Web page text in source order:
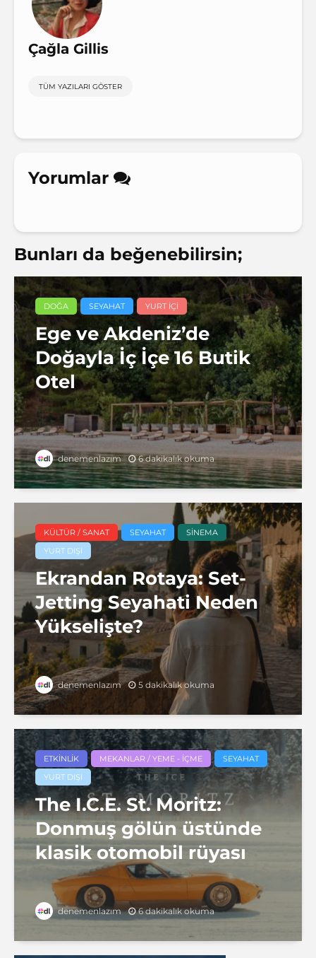
Çağla Gillis
TÜM YAZILARI GÖSTER
Yorumlar
Bunları da beğenebilirsin;
DOĞA SEYAHAT YURT IÇI
Ege ve Akdeniz’de
Doğayla İç İçe 16 Butik
Otel
denemenlazım 6 dakikalık okuma
KÜLTÜR / SANAT SEYAHAT
SINEMA
YURT DIŞI
Ekrandan Rotaya: Set-
Jetting Seyahati Neden
Yükselişte?
denemenlazım 5 dakikalık okuma
ETKINLIK MEKANLAR / YEME - İÇME
SEYAHAT
YURT DIŞI
The I.C.E. St. Moritz:
Donmuş gölün üstünde
klasik otomobil rüyası
denemenlazım 6 dakikalık okuma